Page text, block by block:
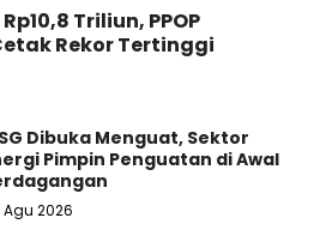
Triliun, PPOP
Rekor Tertinggi
Dibuka Menguat, Sektor
Pimpin Penguatan di Awal
2026